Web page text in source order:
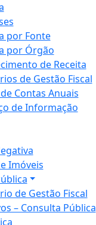
por Fonte
por Órgão
de Receita
de Gestão Fiscal
Contas Anuais
de Informação
Imóveis
de Gestão Fiscal
– Consulta Pública